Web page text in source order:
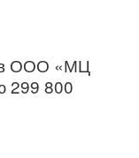
в ООО «МЦ
299 800